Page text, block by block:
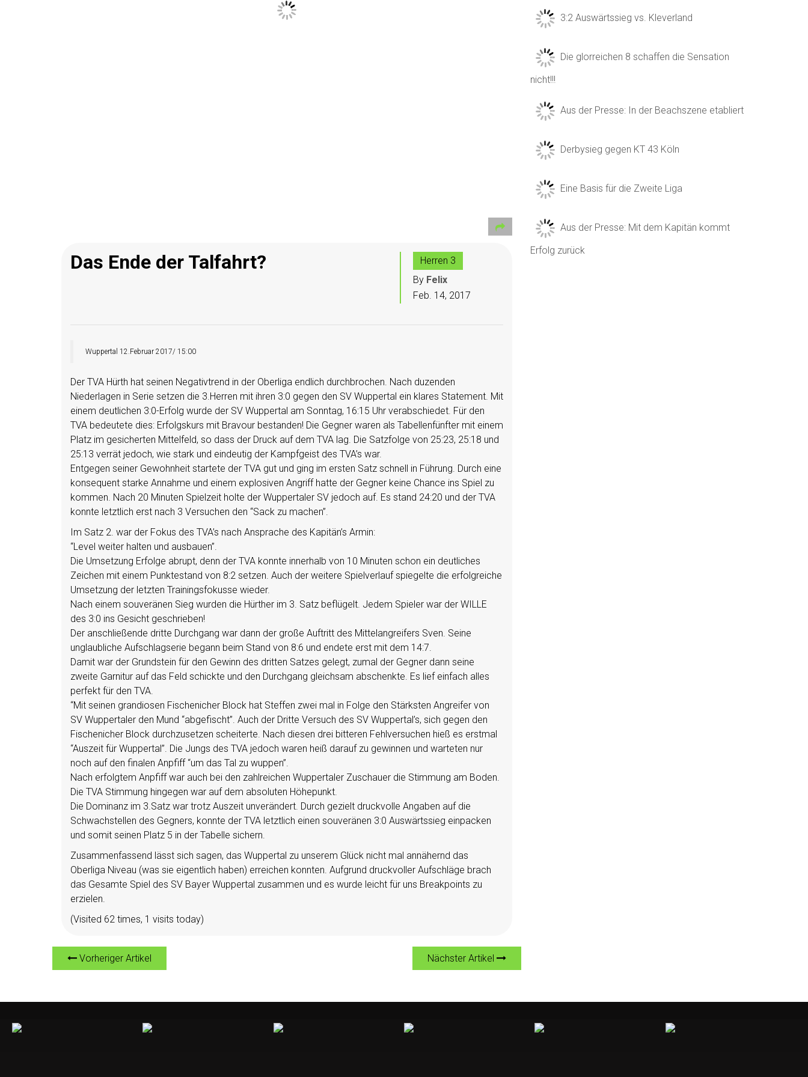
Das Ende der Talfahrt?
Herren 3
By Felix
Feb. 14, 2017
Wuppertal 12.Februar 2017/ 15:00
Der TVA Hürth hat seinen Negativtrend in der Oberliga endlich durchbrochen. Nach duzenden
Niederlagen in Serie setzen die 3.Herren mit ihren 3:0 gegen den SV Wuppertal ein klares Statement. Mit
einem deutlichen 3:0-Erfolg wurde der SV Wuppertal am Sonntag, 16:15 Uhr verabschiedet. Für den
TVA bedeutete dies: Erfolgskurs mit Bravour bestanden! Die Gegner waren als Tabellenfünfter mit einem
Platz im gesicherten Mittelfeld, so dass der Druck auf dem TVA lag. Die Satzfolge von 25:23, 25:18 und
25:13 verrät jedoch, wie stark und eindeutig der Kampfgeist des TVA’s war.
Entgegen seiner Gewohnheit startete der TVA gut und ging im ersten Satz schnell in Führung. Durch eine
konsequent starke Annahme und einem explosiven Angriff hatte der Gegner keine Chance ins Spiel zu
kommen. Nach 20 Minuten Spielzeit holte der Wuppertaler SV jedoch auf. Es stand 24:20 und der TVA
konnte letztlich erst nach 3 Versuchen den “Sack zu machen”.
Im Satz 2. war der Fokus des TVA’s nach Ansprache des Kapitän’s Armin:
“Level weiter halten und ausbauen”.
Die Umsetzung Erfolge abrupt, denn der TVA konnte innerhalb von 10 Minuten schon ein deutliches
Zeichen mit einem Punktestand von 8:2 setzen. Auch der weitere Spielverlauf spiegelte die erfolgreiche
Umsetzung der letzten Trainingsfokusse wieder.
Nach einem souveränen Sieg wurden die Hürther im 3. Satz beflügelt. Jedem Spieler war der WILLE
des 3:0 ins Gesicht geschrieben!
Der anschließende dritte Durchgang war dann der große Auftritt des Mittelangreifers Sven. Seine
unglaubliche Aufschlagserie begann beim Stand von 8:6 und endete erst mit dem 14:7.
Damit war der Grundstein für den Gewinn des dritten Satzes gelegt, zumal der Gegner dann seine
zweite Garnitur auf das Feld schickte und den Durchgang gleichsam abschenkte. Es lief einfach alles
perfekt für den TVA.
“Mit seinen grandiosen Fischenicher Block hat Steffen zwei mal in Folge den Stärksten Angreifer von
SV Wuppertaler den Mund “abgefischt”. Auch der Dritte Versuch des SV Wuppertal’s, sich gegen den
Fischenicher Block durchzusetzen scheiterte. Nach diesen drei bitteren Fehlversuchen hieß es erstmal
“Auszeit für Wuppertal”. Die Jungs des TVA jedoch waren heiß darauf zu gewinnen und warteten nur
noch auf den finalen Anpfiff “um das Tal zu wuppen”.
Nach erfolgtem Anpfiff war auch bei den zahlreichen Wuppertaler Zuschauer die Stimmung am Boden.
Die TVA Stimmung hingegen war auf dem absoluten Höhepunkt.
Die Dominanz im 3.Satz war trotz Auszeit unverändert. Durch gezielt druckvolle Angaben auf die
Schwachstellen des Gegners, konnte der TVA letztlich einen souveränen 3:0 Auswärtssieg einpacken
und somit seinen Platz 5 in der Tabelle sichern.
Zusammenfassend lässt sich sagen, das Wuppertal zu unserem Glück nicht mal annähernd das
Oberliga Niveau (was sie eigentlich haben) erreichen konnten. Aufgrund druckvoller Aufschläge brach
das Gesamte Spiel des SV Bayer Wuppertal zusammen und es wurde leicht für uns Breakpoints zu
erzielen.
(Visited 62 times, 1 visits today)
Vorheriger Artikel Nächster Artikel
3:2 Auswärtssieg vs. Kleverland
Die glorreichen 8 schaffen die Sensation
nicht!!!
Aus der Presse: In der Beachszene etabliert
Derbysieg gegen KT 43 Köln
Eine Basis für die Zweite Liga
Aus der Presse: Mit dem Kapitän kommt
Erfolg zurück